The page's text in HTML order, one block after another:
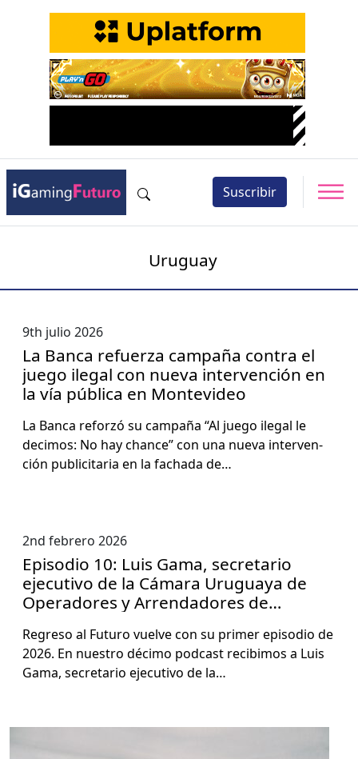
Suscribir
Uruguay
9th julio 2026
La Banca refuerza campaña contra el
juego ilegal con nueva intervención en
la vía pública en Montevideo
La Ban­ca reforzó su cam­paña “Al juego ile­gal le
dec­i­mos: No hay chance” con una nue­va inter­ven­
ción pub­lic­i­taria en la facha­da de…
2nd febrero 2026
Episodio 10: Luis Gama, secretario
ejecutivo de la Cámara Uruguaya de
Operadores y Arrendadores de
Esparcimiento
Regre­so al Futuro vuelve con su primer episo­dio de
2026. En nue­stro déci­mo pod­cast recibi­mos a Luis
Gama, sec­re­tario ejec­u­ti­vo de la…